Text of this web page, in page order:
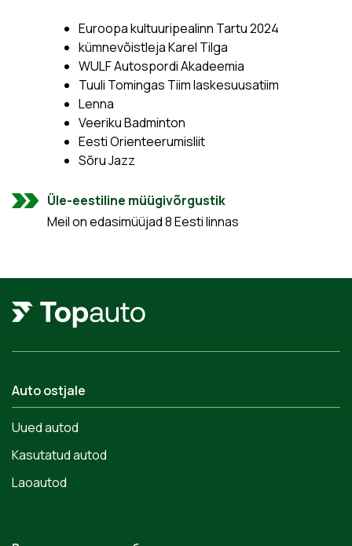
Euroopa kultuuripealinn Tartu 2024
kümnevõistleja Karel Tilga
WULF Autospordi Akadeemia
Tuuli Tomingas Tiim laskesuusatiim
Lenna
Veeriku Badminton
Eesti Orienteerumisliit
Sõru Jazz
Üle-eestiline müügivõrgustik
Meil on edasimüüjad 8 Eesti linnas
Auto ostjale
Uued autod
Kasutatud autod
Laoautod